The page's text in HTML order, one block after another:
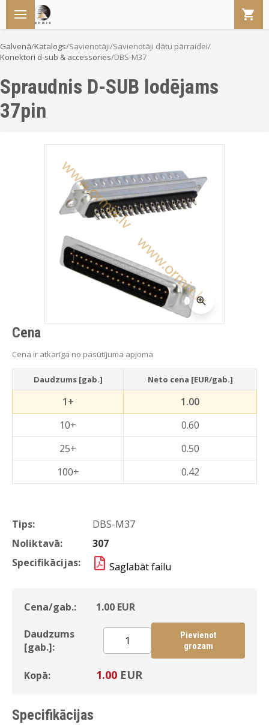
Galvenā/Katalogs/Savienotāji/Savienotāji dātu pārraidei/
Konektori d-sub & accessories/DBS-M37
Spraudnis D-SUB lodējams
37pin
Tips:
DBS-M37
Noliktavā:
307
Specifikācijas:
Saglabāt failu
Cena/gab.: 1.00 EUR
Daudzums
[gab.]:
Pievienot
grozam
Kopā: 1.00 EUR
Cena
Cena ir atkarīga no pasūtījuma apjoma
Daudzums [gab.] Neto cena [EUR/gab.]
1+
1.00
10+
0.60
25+
0.50
100+
0.42
Specifikācijas